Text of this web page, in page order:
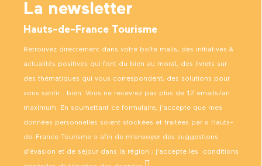
La newsletter
Hauts-de-France Tourisme
Retrouvez directement dans votre boîte mails, des initiatives &
actualités positives qui font du bien au moral, des livrets sur
des thématiques qui vous correspondent, des solutions pour
vous sentir… bien. Vous ne recevrez pas plus de 12 emails/an
maximum. En soumettant ce formulaire, j’accepte que mes
données personnelles soient stockées et traitées par « Hauts-
de-France Tourisme » afin de m’envoyer des suggestions
d’évasion et de séjour dans la région ; j’accepte les conditions